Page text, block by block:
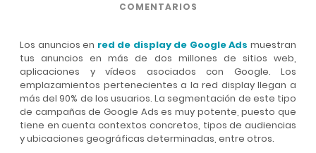
COMENTARIOS
Los anuncios en red de display de Google Ads muestran
tus anuncios en más de dos millones de sitios web,
aplicaciones y vídeos asociados con Google. Los
emplazamientos pertenecientes a la red display llegan a
más del 90% de los usuarios. La segmentación de este tipo
de campañas de Google Ads es muy potente, puesto que
tiene en cuenta contextos concretos, tipos de audiencias
y ubicaciones geográficas determinadas, entre otros.